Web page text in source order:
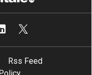
Rss Feed